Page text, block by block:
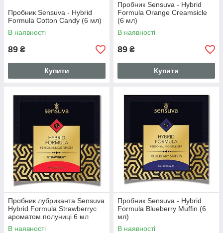
Пробник Sensuva - Hybrid
Formula Cotton Candy (6 мл)
В наявності
89 ₴
Купити
Пробник Sensuva - Hybrid
Formula Orange Creamsicle
(6 мл)
В наявності
89 ₴
Купити
Пробник лубриканта Sensuva
Hybrid Formula Strawberryс
ароматом полуниці 6 мл
(SO3404)
В наявності
Пробник Sensuva - Hybrid
Formula Blueberry Muffin (6
мл)
В наявності